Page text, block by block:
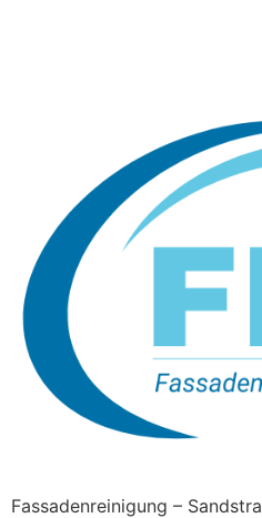
Fassadenreinigung –